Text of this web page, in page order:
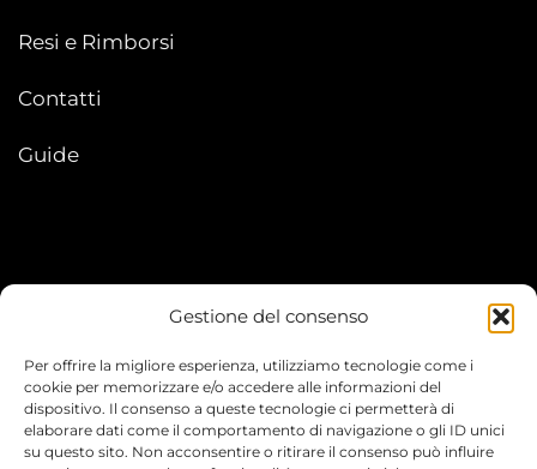
Gestione del consenso
Per offrire la migliore esperienza, utilizziamo tecnologie come i
cookie per memorizzare e/o accedere alle informazioni del
dispositivo. Il consenso a queste tecnologie ci permetterà di
elaborare dati come il comportamento di navigazione o gli ID unici
su questo sito. Non acconsentire o ritirare il consenso può influire
Resi e Rimborsi
Contatti
Guide
I Miei Ordini
Le mie informazioni